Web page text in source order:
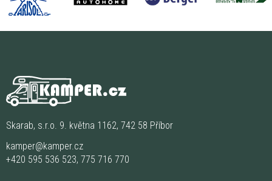
Skarab, s.r.o. 9. května 1162, 742 58 Příbor
kamper@kamper.cz
+420 595 536 523, 775 716 770